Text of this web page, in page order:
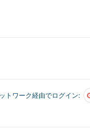
トワーク経由でログイン: